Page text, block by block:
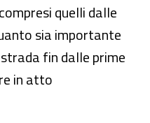
quelli dalle
sia importante
fin dalle prime
in atto